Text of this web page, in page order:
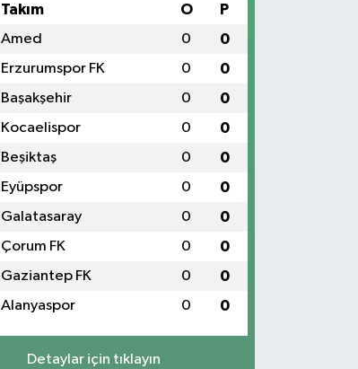
Takım O P
Amed 0 0
Erzurumspor FK 0 0
Başakşehir 0 0
Kocaelispor 0 0
Beşiktaş 0 0
Eyüpspor 0 0
Galatasaray 0 0
Çorum FK 0 0
Gaziantep FK 0 0
Alanyaspor 0 0
Detaylar için tıklayın